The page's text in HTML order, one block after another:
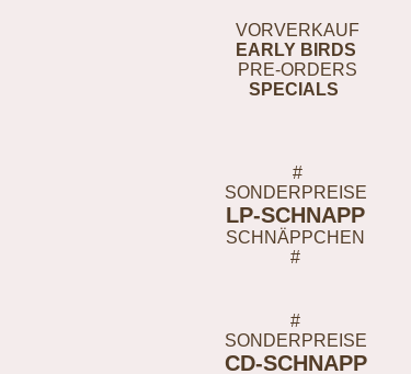
VORVERKAUF
EARLY BIRDS
PRE-ORDERS
SPECIALS
#
SONDERPREISE
LP-SCHNAPP
SCHNÄPPCHEN
#
#
SONDERPREISE
CD-SCHNAPP